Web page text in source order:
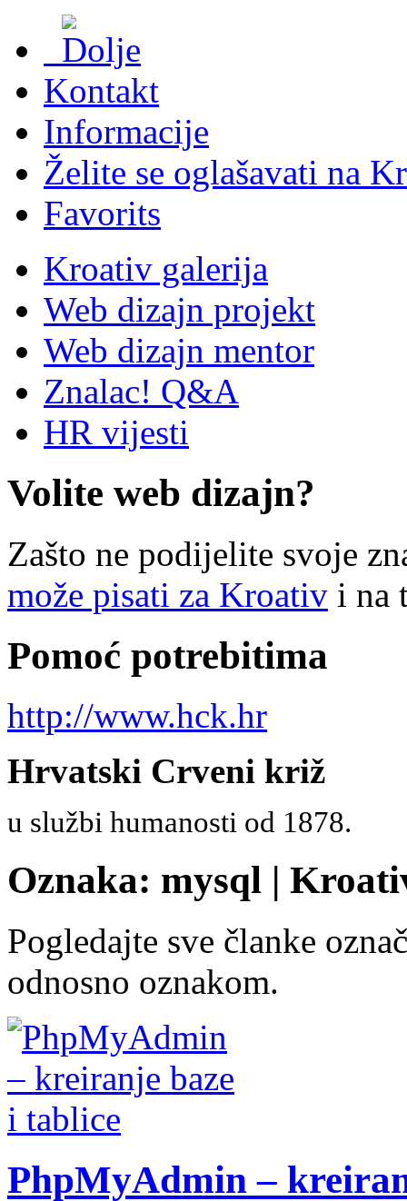
Kontakt
Informacije
Želite se oglašavati na
Favorits
Kroativ galerija
Web dizajn projekt
Web dizajn mentor
Znalac! Q&A
HR vijesti
Volite web dizajn?
Zašto ne podijelite svoje
može pisati za Kroativ i na
Pomoć potrebitima
http://www.hck.hr
Hrvatski Crveni križ
u službi humanosti od 1878.
Oznaka: mysql |
Pogledajte sve članke
odnosno oznakom.
PhpMyAdmin –